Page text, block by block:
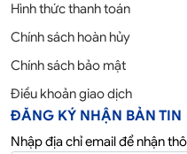
Hình thức thanh toán
Chính sách hoàn hủy
Chính sách bảo mật
Điều khoản giao dịch
ĐĂNG KÝ NHẬN BẢN TIN
Nhập địa chỉ email để nhận